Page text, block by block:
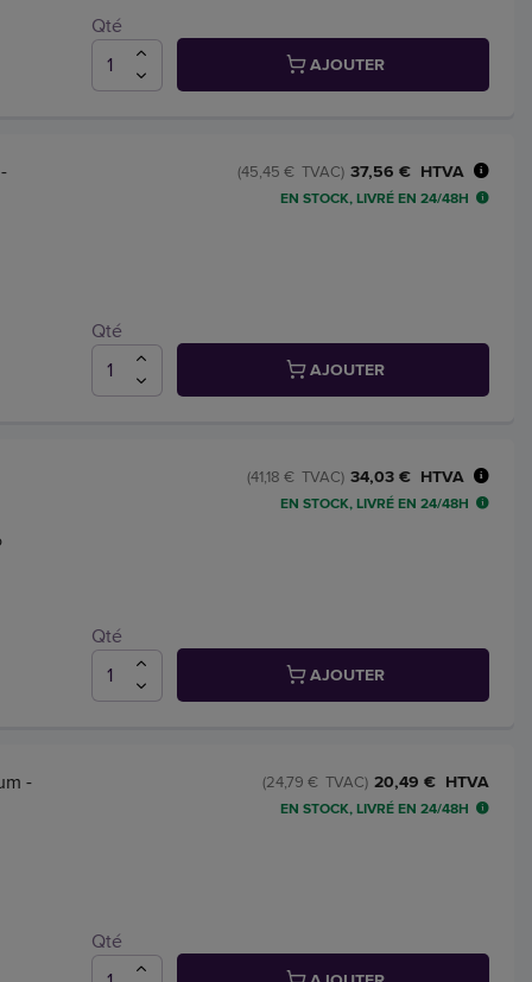
Qté
AJOUTER
37,56 € HTVA
(45,45 € TVAC)
EN STOCK, LIVRÉ EN 24/48H
Qté
AJOUTER
34,03 € HTVA
(41,18 € TVAC)
EN STOCK, LIVRÉ EN 24/48H
Qté
AJOUTER
-
20,49 € HTVA
(24,79 € TVAC)
EN STOCK, LIVRÉ EN 24/48H
Qté